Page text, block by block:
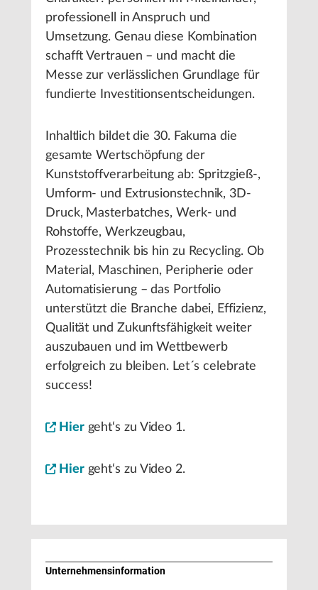
professionell in Anspruch und
Umsetzung. Genau diese Kombination
schafft Vertrauen – und macht die
Messe zur verlässlichen Grundlage für
fundierte Investitionsentscheidungen.
Inhaltlich bildet die 30. Fakuma die
gesamte Wertschöpfung der
Kunststoffverarbeitung ab: Spritzgieß-,
Umform- und Extrusionstechnik, 3D-
Druck, Masterbatches, Werk- und
Rohstoffe, Werkzeugbau,
Prozesstechnik bis hin zu Recycling. Ob
Material, Maschinen, Peripherie oder
Automatisierung – das Portfolio
unterstützt die Branche dabei, Effizienz,
Qualität und Zukunftsfähigkeit weiter
auszubauen und im Wettbewerb
erfolgreich zu bleiben. Let´s celebrate
success!
Hiergeht‘s zu Video 1.
Hiergeht‘s zu Video 2.
Unternehmens­information